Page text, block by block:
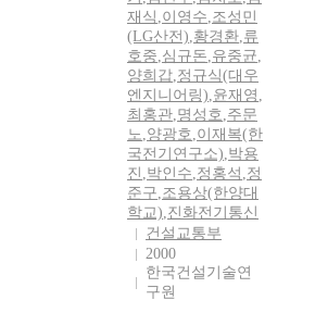
재식 ,이영수,조성민
(LG산전),황경환,류
호중,심규돈,유중균,
양희갑,정규식(대우
엔지니어링),윤재영 ,
최홍관,명성호,주문
노,양광호,이재복(한
국전기연구소),박용
진 ,박인수,정홍석 ,정
준구,조용상(한양대
학교),진화전기통신
건설교통부
2000
한국건설기술연
구원